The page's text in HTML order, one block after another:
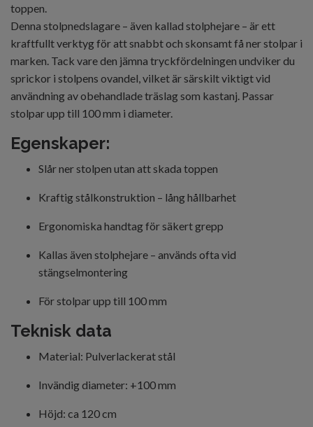
toppen.
Denna stolpnedslagare – även kallad stolphejare – är ett
kraftfullt verktyg för att snabbt och skonsamt få ner stolpar i
marken. Tack vare den jämna tryckfördelningen undviker du
sprickor i stolpens ovandel, vilket är särskilt viktigt vid
användning av obehandlade träslag som kastanj. Passar
stolpar upp till 100 mm i diameter.
Egenskaper:
Slår ner stolpen utan att skada toppen
Kraftig stålkonstruktion – lång hållbarhet
Ergonomiska handtag för säkert grepp
Kallas även stolphejare – används ofta vid
stängselmontering
För stolpar upp till 100 mm
Teknisk data
Material: Pulverlackerat stål
Invändig diameter: +100 mm
Höjd: ca 120 cm